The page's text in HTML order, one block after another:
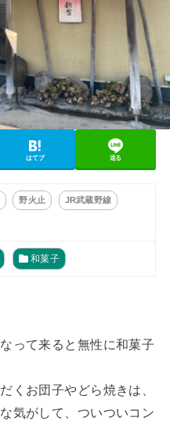
はてブ 送る
野火止 JR武蔵野線
和菓子
って来ると無性に和菓子
くお団子やどら焼きは、
気がして、ついついコン